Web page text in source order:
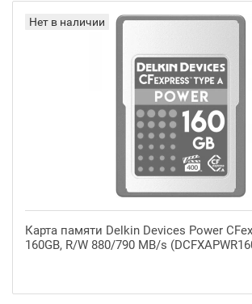
Нет в наличии
Карта памяти Delkin Devices Power
160GB, R/W 880/790 MB/s